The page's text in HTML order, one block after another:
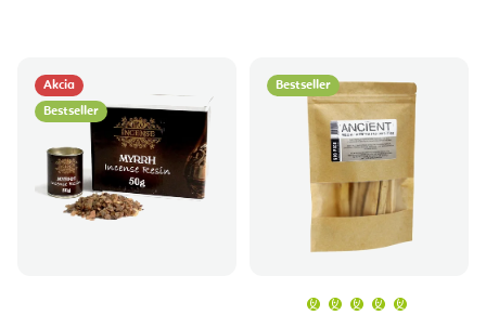
Akcia
Bestseller
Bestseller